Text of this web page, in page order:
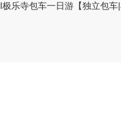
乐寺包车一日游【独立包